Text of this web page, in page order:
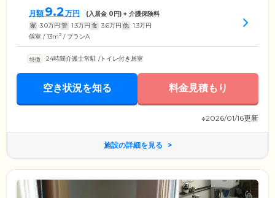
月額 9.2 万円 (入居金 0円) + 介護保険料
家 3.0万円 管 1.3万円 食 3.6万円 他 1.3万円
個室 / 13m2 / プランA
24時間介護士常駐 /トイレ付き居室
空き状況を知る 料金見積もり
※2026/01/16更新
施設の詳細を見る